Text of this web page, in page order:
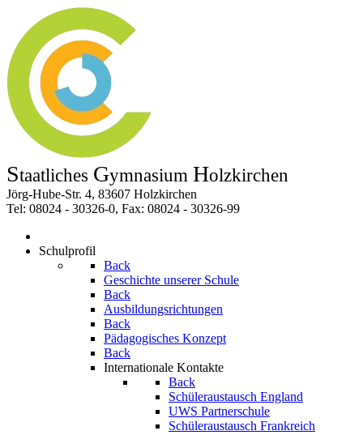
Staatliches Gymnasium Holzkirchen
Jörg-Hube-Str. 4, 83607 Holzkirchen
Tel: 08024 - 30326-0, Fax: 08024 - 30326-99
Schulprofil
Back
Geschichte unserer Schule
Back
Ausbildungsrichtungen
Back
Pädagogisches Konzept
Back
Internationale Kontakte
Back
Schüleraustausch England
UWS Partnerschule
Schüleraustausch Frankreich